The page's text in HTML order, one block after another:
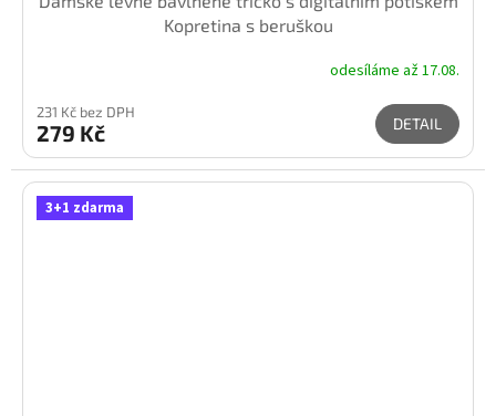
Kopretina s beruškou
odesíláme až 17.08.
231 Kč bez DPH
279 Kč DETAIL
3+1 zdarma